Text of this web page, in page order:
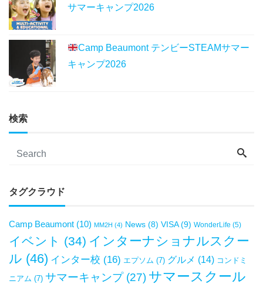
サマーキャンプ2026
Camp Beaumont テンビーSTEAMサマー
キャンプ2026
検索
タグクラウド
Camp Beaumont (10) MM2H (4) News (8) VISA(9) WonderLife (5)
イベント (34) インターナショナルスクー
ル (46) インター校 (16) エプソム (7) グルメ (14) コンドミ
ニアム (7) サマーキャンプ(27) サマースクール